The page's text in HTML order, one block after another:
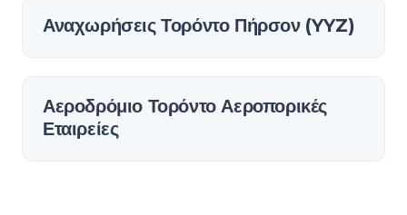
Αναχωρήσεις Τορόντο Πήρσον (YYZ)
Αεροδρόμιο Τορόντο Αεροπορικές
Εταιρείες